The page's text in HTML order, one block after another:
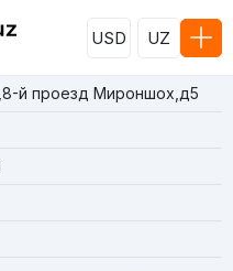
USD UZ
й проезд Мироншох,д5